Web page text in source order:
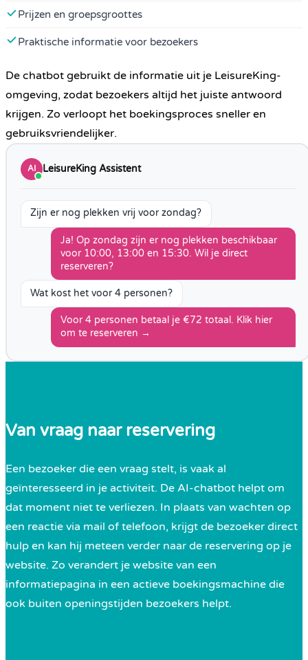
Prijzen en groepsgroottes
Praktische informatie voor bezoekers
De chatbot gebruikt de informatie uit je LeisureKing-
omgeving, zodat bezoekers altijd het juiste antwoord
krijgen. Zo verloopt het boekingsproces sneller en
gebruiksvriendelijker.
AI LeisureKing Assistent
Zijn er nog plekken vrij voor zondag?
Ja! Op zondag zijn er nog plekken beschikbaar
voor 10:00, 13:00 en 15:30. Wil je direct
reserveren?
Wat kost het voor 4 personen?
Voor 4 personen betaal je €72 totaal. Klik hier
om te reserveren →
Van vraag naar reservering
Een bezoeker die een vraag stelt, is vaak al
geïnteresseerd in je activiteit. De AI-chatbot helpt om
dat moment niet te verliezen. In plaats van wachten op
een reactie via mail of telefoon, krijgt de bezoeker direct
hulp en kan hij meteen verder naar de reservering op je
website. Zo verandert je website van een
informatiepagina in een actieve boekingsmachine die
ook buiten openingstijden bezoekers helpt.